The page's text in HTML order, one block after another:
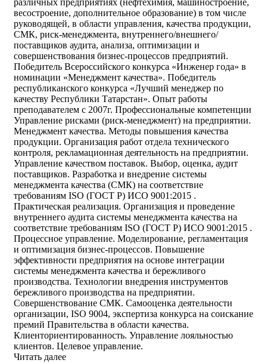
различных предприятиях (нефтехимия, машиностроение,
весостроение, дополнительное образование) в том числе
руководящей, в области управления, качества продукции,
СМК, риск-менеджмента, внутреннего/внешнего/
поставщиков аудита, анализа, оптимизации и
совершенствования бизнес-процессов предприятий.
Победитель Всероссийского конкурса «Инженер года» в
номинации «Менеджмент качества». Победитель
республиканского конкурса «Лучший менеджер по
качеству Республики Татарстан». Опыт работы
преподавателем с 2007г. Профессиональные компетенции
Управление рисками (риск-менеджмент) на предприятии.
Менеджмент качества. Методы повышения качества
продукции. Организация работ отдела технического
контроля, рекламационная деятельность на предприятии.
Управление качеством поставок. Выбор, оценка, аудит
поставщиков. Разработка и внедрение системы
менеджмента качества (СМК) на соответствие
требованиям ISO (ГОСТ Р) ИСО 9001:2015 .
Практическая реализация. Организация и проведение
внутреннего аудита системы менеджмента качества на
соответствие требованиям ISO (ГОСТ Р) ИСО 9001:2015 .
Процессное управление. Моделирование, регламентация
и оптимизация бизнес-процессов. Повышение
эффективности предприятия на основе интеграции
системы менеджмента качества и бережливого
производства. Технологии внедрения инструментов
бережливого производства на предприятии.
Совершенствование СМК. Самооценка деятельности
организации, ISO 9004, экспертиза конкурса на соискание
премий Правительства в области качества.
Клиенториентированность. Управление лояльностью
клиентов. Целевое управление.
Читать далее